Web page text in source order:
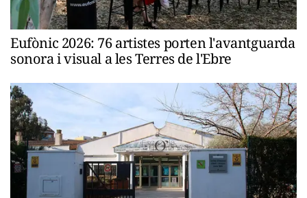
Eufònic 2026: 76 artistes porten l'avantguarda
sonora i visual a les Terres de l'Ebre